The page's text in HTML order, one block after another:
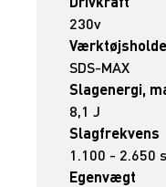
230v
SDS-MAX
Slagenergi,
8,1 J
Slagfrekvens
1.100 - 2.650
Egenvægt